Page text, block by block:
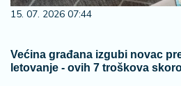
15. 07. 2026 07:44
Većina građana izgubi novac
letovanje - ovih 7 troškova